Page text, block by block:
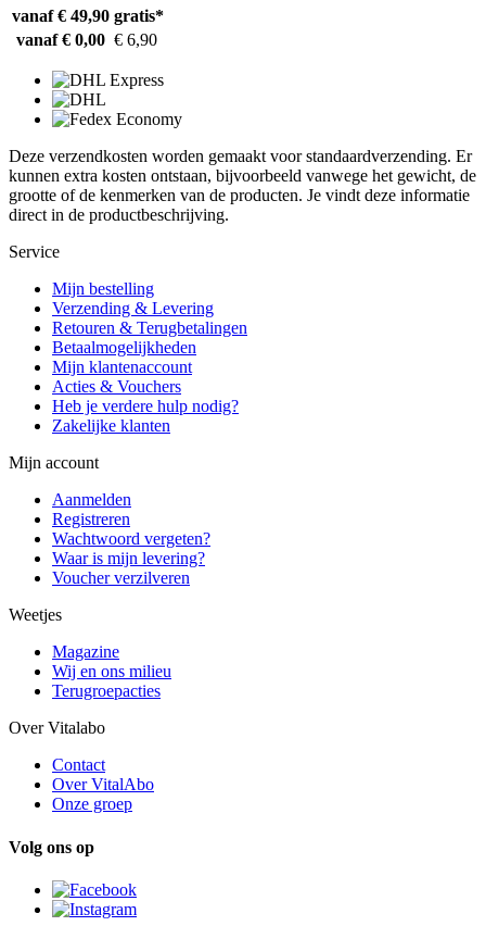
vanaf € 49,90 gratis*
vanaf € 0,00 € 6,90
Deze verzendkosten worden gemaakt voor standaardverzending. Er
kunnen extra kosten ontstaan, bijvoorbeeld vanwege het gewicht, de
grootte of de kenmerken van de producten. Je vindt deze informatie
direct in de productbeschrijving.
Service
Mijn bestelling
Verzending & Levering
Retouren & Terugbetalingen
Betaalmogelijkheden
Mijn klantenaccount
Acties & Vouchers
Heb je verdere hulp nodig?
Zakelijke klanten
Mijn account
Aanmelden
Registreren
Wachtwoord vergeten?
Waar is mijn levering?
Voucher verzilveren
Weetjes
Magazine
Wij en ons milieu
Terugroepacties
Over Vitalabo
Contact
Over VitalAbo
Onze groep
Volg ons op